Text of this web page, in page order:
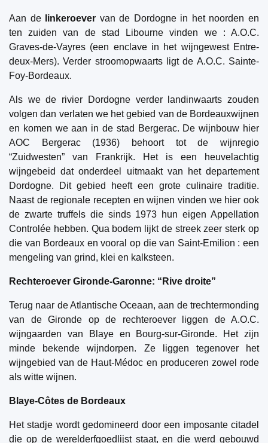
Aan de linkeroever van de Dordogne in het noorden en
ten zuiden van de stad Libourne vinden we : A.O.C.
Graves-de-Vayres (een enclave in het wijngewest Entre-
deux-Mers). Verder stroomopwaarts ligt de A.O.C. Sainte-
Foy-Bordeaux.
Als we de rivier Dordogne verder landinwaarts zouden
volgen dan verlaten we het gebied van de Bordeauxwijnen
en komen we aan in de stad Bergerac. De wijnbouw hier
AOC Bergerac (1936) behoort tot de wijnregio
“Zuidwesten” van Frankrijk. Het is een heuvelachtig
wijngebeid dat onderdeel uitmaakt van het departement
Dordogne. Dit gebied heeft een grote culinaire traditie.
Naast de regionale recepten en wijnen vinden we hier ook
de zwarte truffels die sinds 1973 hun eigen Appellation
Controlée hebben. Qua bodem lijkt de streek zeer sterk op
die van Bordeaux en vooral op die van Saint-Emilion : een
mengeling van grind, klei en kalksteen.
Rechteroever Gironde-Garonne: “Rive droite”
Terug naar de Atlantische Oceaan, aan de trechtermonding
van de Gironde op de rechteroever liggen de A.O.C.
wijngaarden van Blaye en Bourg-sur-Gironde. Het zijn
minde bekende wijndorpen. Ze liggen tegenover het
wijngebied van de Haut-Médoc en produceren zowel rode
als witte wijnen.
Blaye-Côtes de Bordeaux
Het stadje wordt gedomineerd door een imposante citadel
die op de werelderfgoedlijst staat, en die werd gebouwd